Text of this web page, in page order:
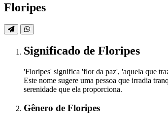
Floripes
Significado de Floripes
'Floripes' significa 'flor da paz', 'aquela que
Este nome sugere uma pessoa que irradia
serenidade que ela proporciona.
Gênero de Floripes